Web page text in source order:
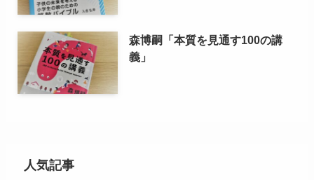
森博嗣「本質を見通す100の講
義」
人気記事